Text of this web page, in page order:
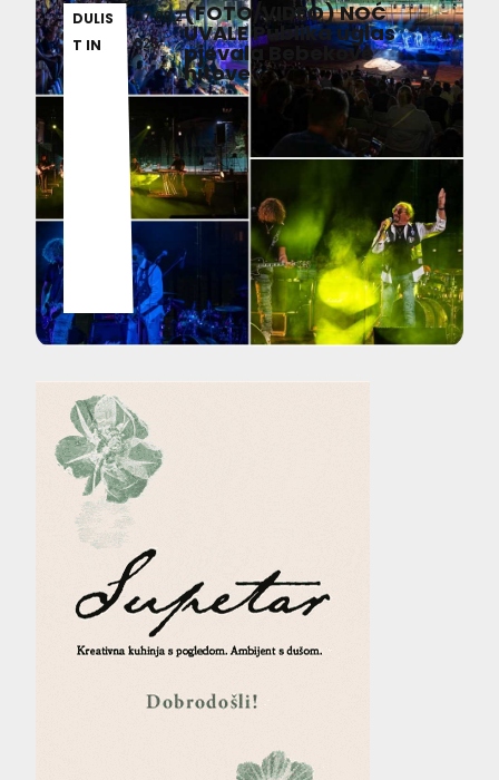
DULIS
T IN
07.08.2
026
(FOTO/VIDEO) NOĆ
UVALE Publika uglas
pjevala Bebekove
hitove